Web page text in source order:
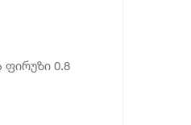
ფირუზი 0.8